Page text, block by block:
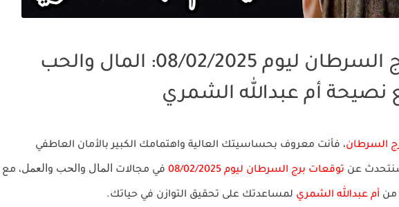
توقعات برج السرطان ليوم 08/02/2025: المال والحب
نصيحة أم عبدالله الشمري
السرطان، فأنت معروف بحساسيتك العالية واهتمامك الكبير بالأمان العاطفي
سنتحدث عن توقعات برج السرطان ليوم 08/02/2025 في مجالات المال والحب والعمل، مع
من أم عبدالله الشمري لمساعدتك على تحقيق التوازن في حياتك.